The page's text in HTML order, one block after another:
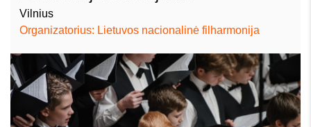
Vilnius
Organizatorius: Lietuvos nacionalinė filharmonija